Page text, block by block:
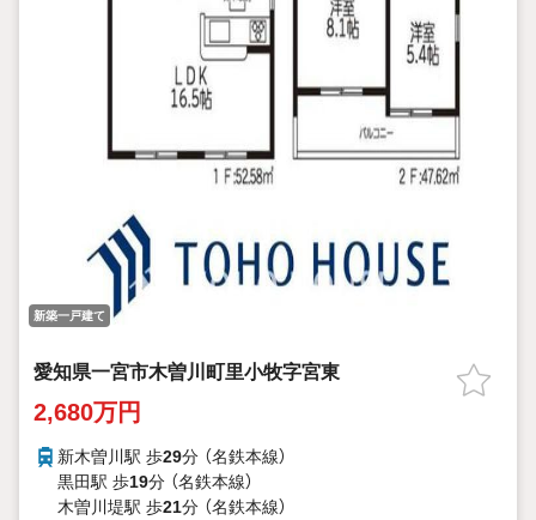
新築一戸建て
愛知県一宮市木曽川町里小牧字宮東
2,680万円
新木曽川駅 歩29分 （名鉄本線）
黒田駅 歩19分 （名鉄本線）
木曽川堤駅 歩21分 （名鉄本線）